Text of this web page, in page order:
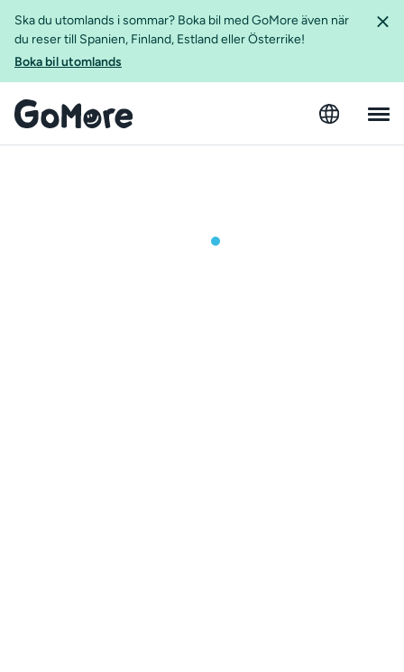
Ska du utomlands i sommar? Boka bil med GoMore även när
du reser till Spanien, Finland, Estland eller Österrike!
Boka bil utomlands